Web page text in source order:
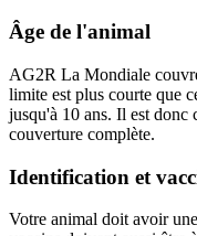
Âge de l'animal
AG2R La Mondiale
limite est plus courte que
jusqu'à 10 ans. Il est donc
couverture complète.
Identification et
Votre animal doit avoir